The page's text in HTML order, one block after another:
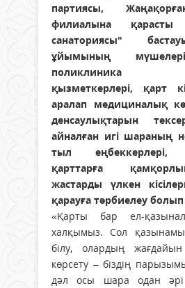
партиясы,
филиалына қарасты
санаториясы"
ұйымының
поликлиника
қызметкерлері, қарт
аралап медициналық
денсаулықтарын
айналған игі шараның
тыл еңбеккерлері,
қарттарға
жастарды үлкен
қарауға тәрбиелеу
«Қарты бар ел-
халқымыз. Сол
білу, олардың
көрсету – біздің
дәл осы шара одан